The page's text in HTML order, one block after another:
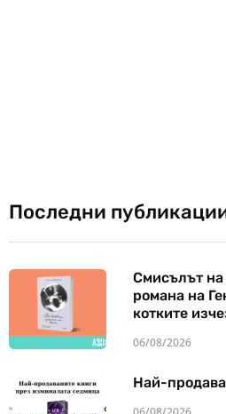
Последни
Смисълът на
романа на
котките
06/08/2026
Най-